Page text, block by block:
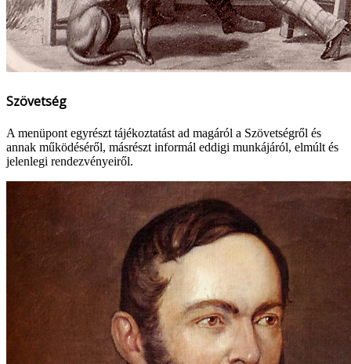
Szövetség
A menüpont egyrészt tájékoztatást ad magáról a Szövetségről és
annak működéséről, másrészt informál eddigi munkájáról, elmúlt és
jelenlegi rendezvényeiről.